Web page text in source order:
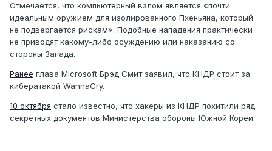
Отмечается, что компьютерный взлом является «почти
идеальным оружием для изолированного Пхеньяна, который
не подвергается рискам». Подобные нападения практически
не приводят какому-либо осуждению или наказанию со
стороны Запада.
Ранее глава Microsoft Брэд Смит заявил, что КНДР стоит за
кибератакой WannaCry.
10 октября стало известно, что хакеры из КНДР похитили ряд
секретных документов Министерства обороны Южной Кореи.